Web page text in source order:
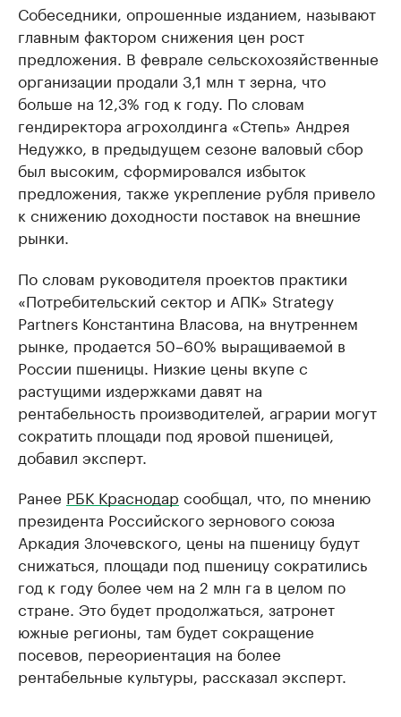
Собеседники, опрошенные изданием, называют
главным фактором снижения цен рост
предложения. В феврале сельскохозяйственные
организации продали 3,1 млн т зерна, что
больше на 12,3% год к году. По словам
гендиректора агрохолдинга «Степь» Андрея
Недужко, в предыдущем сезоне валовый сбор
был высоким, сформировался избыток
предложения, также укрепление рубля привело
к снижению доходности поставок на внешние
рынки.
По словам руководителя проектов практики
«Потребительский сектор и АПК» Strategy
Partners Константина Власова, на внутреннем
рынке, продается 50–60% выращиваемой в
России пшеницы. Низкие цены вкупе с
растущими издержками давят на
рентабельность производителей, аграрии могут
сократить площади под яровой пшеницей,
добавил эксперт.
Ранее РБК Краснодар сообщал, что, по мнению
президента Российского зернового союза
Аркадия Злочевского, цены на пшеницу будут
снижаться, площади под пшеницу сократились
год к году более чем на 2 млн га в целом по
стране. Это будет продолжаться, затронет
южные регионы, там будет сокращение
посевов, переориентация на более
рентабельные культуры, рассказал эксперт.